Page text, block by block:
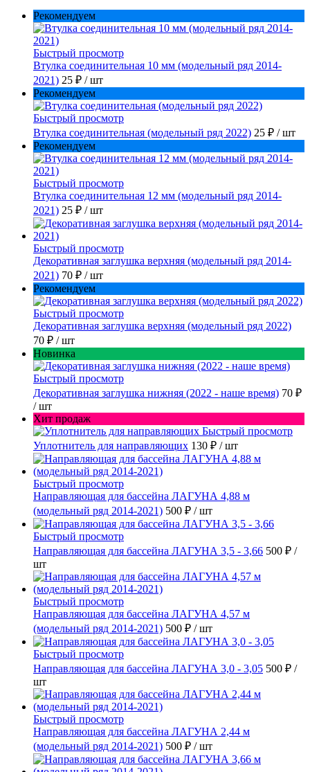
Рекомендуем
Быстрый просмотр
Втулка соединительная 10 мм (модельный ряд 2014-
2021) 25 ₽ / шт
Рекомендуем
Быстрый просмотр
Втулка соединительная (модельный ряд 2022) 25 ₽ / шт
Рекомендуем
Быстрый просмотр
Втулка соединительная 12 мм (модельный ряд 2014-
2021) 25 ₽ / шт
Быстрый просмотр
Декоративная заглушка верхняя (модельный ряд 2014-
2021) 70 ₽ / шт
Рекомендуем
Быстрый просмотр
Декоративная заглушка верхняя (модельный ряд 2022)
70 ₽ / шт
Новинка
Быстрый просмотр
Декоративная заглушка нижняя (2022 - наше время) 70 ₽
/ шт
Хит продаж
Быстрый просмотр
Уплотнитель для направляющих 130 ₽ / шт
Быстрый просмотр
Направляющая для бассейна ЛАГУНА 4,88 м
(модельный ряд 2014-2021) 500 ₽ / шт
Быстрый просмотр
Направляющая для бассейна ЛАГУНА 3,5 - 3,66 500 ₽ /
шт
Быстрый просмотр
Направляющая для бассейна ЛАГУНА 4,57 м
(модельный ряд 2014-2021) 500 ₽ / шт
Быстрый просмотр
Направляющая для бассейна ЛАГУНА 3,0 - 3,05 500 ₽ /
шт
Быстрый просмотр
Направляющая для бассейна ЛАГУНА 2,44 м
(модельный ряд 2014-2021) 500 ₽ / шт